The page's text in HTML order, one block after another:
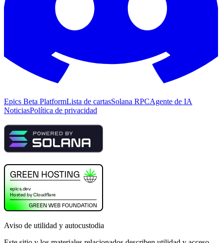
Epics Beta PlatformLista de cartasSolana RPCAgente de IA
NoticiasPolítica de privacidad
Aviso de utilidad y autocustodia